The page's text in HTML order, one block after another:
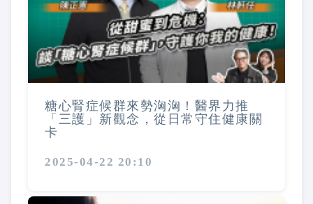
糖心腎症候群來勢洶洶！醫界力推
「三護」新觀念，從日常守住健康關
卡
2025-04-22 20:10